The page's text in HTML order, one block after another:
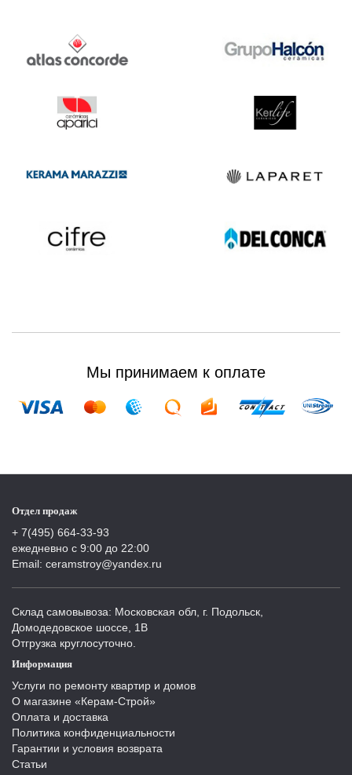
Мы принимаем к оплате
Отдел продаж
+ 7(495) 664-33-93
ежедневно с 9:00 до 22:00
Email: ceramstroy@yandex.ru
Склад самовывоза: Московская обл, г. Подольск,
Домодедовское шоссе, 1В
Отгрузка круглосуточно.
Информация
Услуги по ремонту квартир и домов
О магазине «Керам-Строй»
Оплата и доставка
Политика конфиденциальности
Гарантии и условия возврата
Статьи